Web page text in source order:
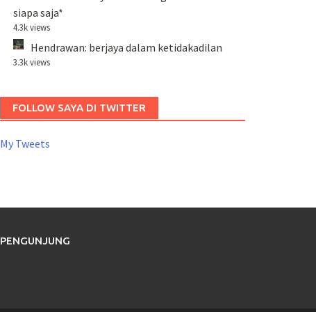
siapa saja*
4.3k views
Hendrawan: berjaya dalam ketidakadilan
3.3k views
FOLLOW SAYA DI TWITTER
My Tweets
PENGUNJUNG